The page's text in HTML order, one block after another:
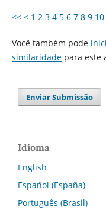
<< < 1 2 3 4 5 6 7 8 9 10
Você também pode
similaridadepara este
Enviar Submissão
Idioma
English
Español (España)
Português (Brasil)